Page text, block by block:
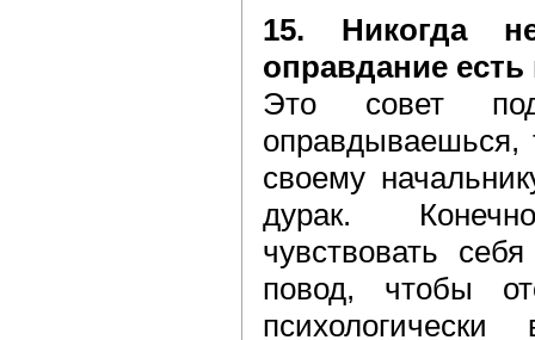
15. Никогда
оправдание
Это совет
своему
дурак.
чувствовать
повод, чтобы